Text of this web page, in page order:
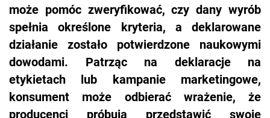
może pomóc zweryfikować, czy dany wyrób
spełnia określone kryteria, a deklarowane
działanie zostało potwierdzone naukowymi
dowodami. Patrząc na deklaracje na
etykietach lub kampanie marketingowe,
konsument może odbierać wrażenie, że
producenci próbują przedstawić swoje